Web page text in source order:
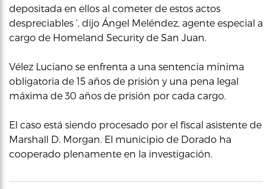
depositada en ellos al cometer de estos actos
despreciables ‘, dijo Ángel Meléndez, agente especial a
cargo de Homeland Security de San Juan.
Vélez Luciano se enfrenta a una sentencia mínima
obligatoria de 15 años de prisión y una pena legal
máxima de 30 años de prisión por cada cargo.
El caso está siendo procesado por el fiscal asistente de
Marshall D. Morgan. El municipio de Dorado ha
cooperado plenamente en la investigación.